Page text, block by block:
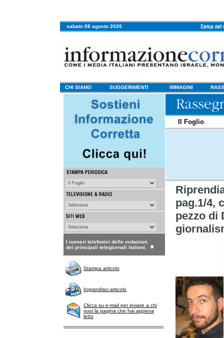
sabato 08 agosto 2026
CHI SIAMO SUGGERIMENTI IMMAGINI
I numeri telefonici delle redazioni
dei principali telegiornali italiani.
Stampa articolo
Ingrandisci articolo
Clicca su e-mail per inviare a chi
vuoi la pagina che hai appena
letto
Il Foglio
pag.1/4,
pezzo di